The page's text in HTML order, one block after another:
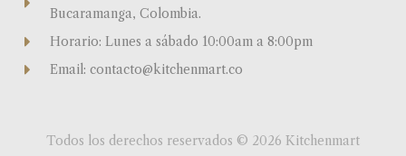
Bucaramanga, Colombia.
Horario: Lunes a sábado 10:00am a 8:00pm
Email: contacto@kitchenmart.co
Todos los derechos reservados © 2026 Kitchenmart